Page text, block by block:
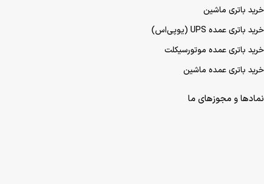
خرید باتری ماشین
خرید باتری عمده UPS (یو‌پی‌اس)
خرید باتری عمده موتورسیکلت
خرید باتری عمده ماشین
نمادها و مجوزهای ما